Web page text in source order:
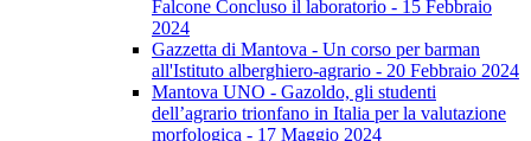
Falcone Concluso il laboratorio - 15 Febbraio
2024
Gazzetta di Mantova - Un corso per barman
all'Istituto alberghiero-agrario - 20 Febbraio 2024
Mantova UNO - Gazoldo, gli studenti
dell’agrario trionfano in Italia per la valutazione
morfologica - 17 Maggio 2024